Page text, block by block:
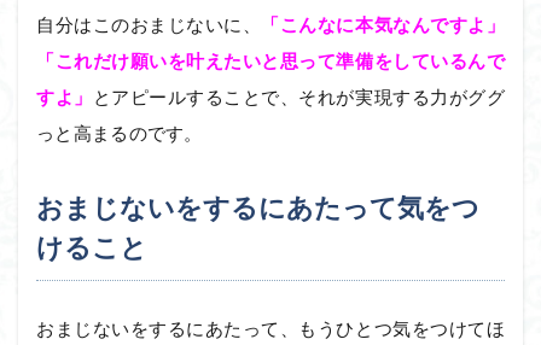
自分はこのおまじないに、
「こんなに本気なんですよ」
「これだけ願いを叶えたいと思って準備をしているんで
すよ」
とアピールすることで、それが実現する力がググ
っと高まるのです。
おまじないをするにあたって気をつ
けること
おまじないをするにあたって、もうひとつ気をつけてほ